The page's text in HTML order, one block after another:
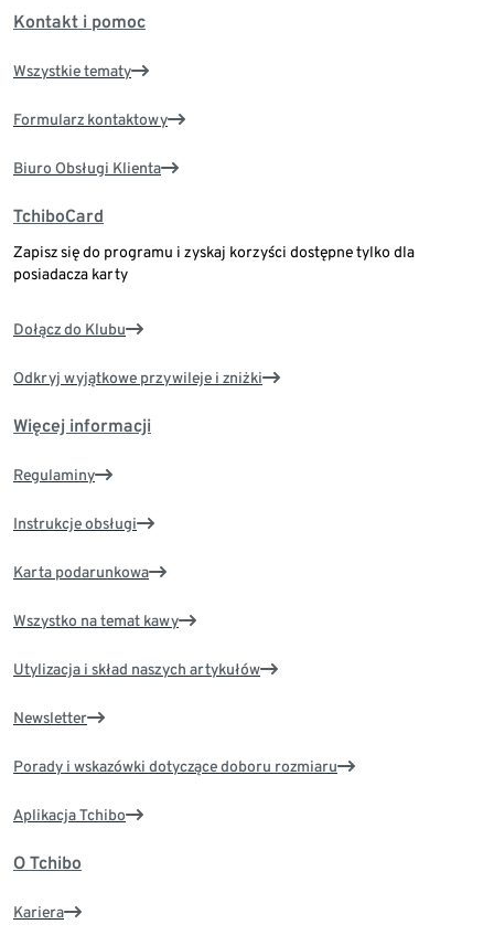
Kontakt i pomoc
Wszystkie tematy
Formularz kontaktowy
Biuro Obsługi Klienta
TchiboCard
Zapisz się do programu i zyskaj korzyści dostępne tylko dla
posiadacza karty
Dołącz do Klubu
Odkryj wyjątkowe przywileje i zniżki
Więcej informacji
Regulaminy
Instrukcje obsługi
Karta podarunkowa
Wszystko na temat kawy
Utylizacja i skład naszych artykułów
Newsletter
Porady i wskazówki dotyczące doboru rozmiaru
Aplikacja Tchibo
O Tchibo
Kariera